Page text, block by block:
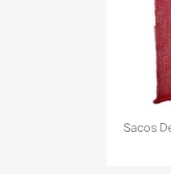
Sacos